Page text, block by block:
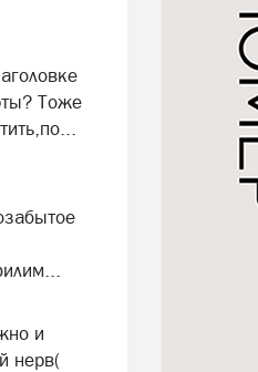
Тоже
и
нерв(